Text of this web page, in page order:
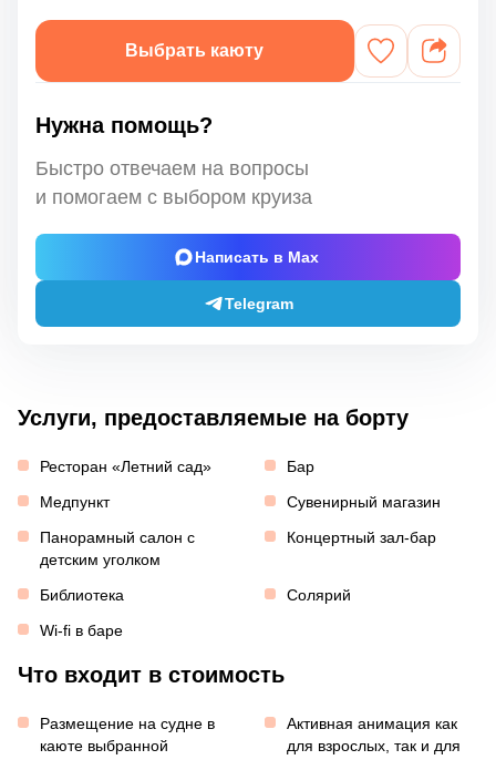
Выбрать каюту
Нужна помощь?
Быстро отвечаем на вопросы
и помогаем с выбором круиза
Написать в Max
Telegram
Услуги, предоставляемые на борту
Ресторан «Летний сад»
Бар
Медпункт
Сувенирный магазин
Панорамный салон с
детским уголком
Концертный зал-бар
Библиотека
Солярий
Wi-fi в баре
Что входит в стоимость
Размещение на судне в
каюте выбранной
Активная анимация как
для взрослых, так и для